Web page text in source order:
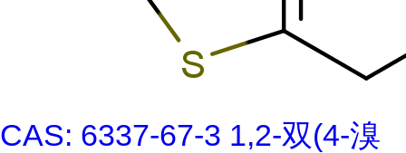
CAS: 6337-67-3 1,2-双(4-溴